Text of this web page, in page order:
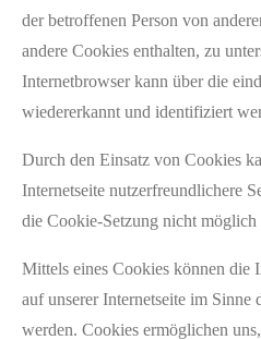
der betroffenen Person von
andere Cookies enthalten, zu
Internetbrowser kann über die
wiedererkannt und identifiziert
Durch den Einsatz von Cookies
Internetseite nutzerfreundlichere
die Cookie-Setzung nicht möglich
Mittels eines Cookies können die
auf unserer Internetseite im Sinne
werden. Cookies ermöglichen